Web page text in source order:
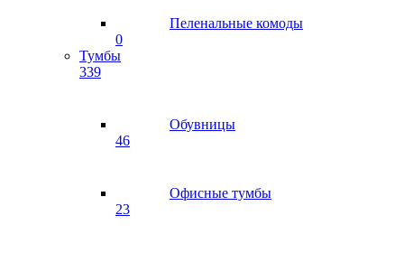
Пеленальные комоды
0
Тумбы
339
Обувницы
46
Офисные тумбы
23